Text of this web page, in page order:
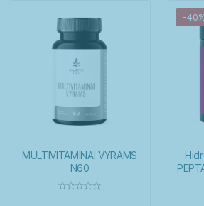
Moterims
Nagams Nervų
Odai Organizmo
Plaukams
Širdžiai
Vaikams Virškinimui
Vyrams
MULTIVITAMINAI VYRAMS
N60
-40%